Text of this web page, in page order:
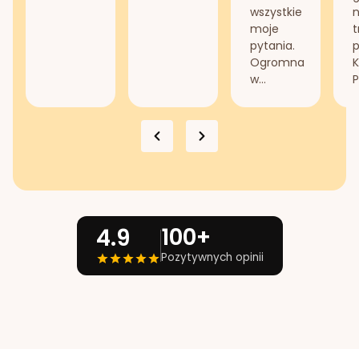
wszystkie
moje
pytania.
Ogromna
w...
4.9 100+
Pozytywnych opinii